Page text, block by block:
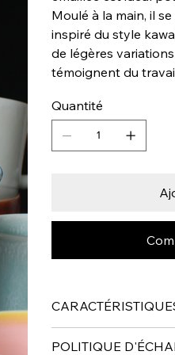
Moulé à la main, il
inspiré du style
de légères
témoignent du
Quantité
POLITIQUE